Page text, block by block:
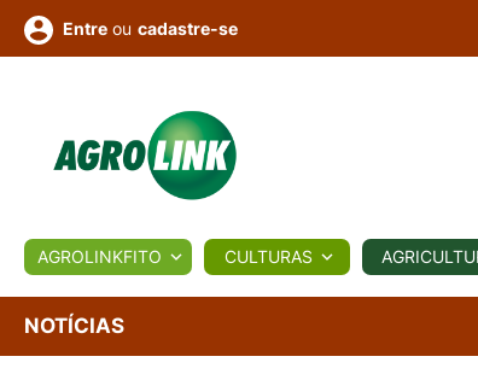
BIOLÓGICOS COTAÇÕES NOTÍCIAS
Entre ou cadastre-se
AGROLINKFITO CULTURAS
NOTÍCIAS